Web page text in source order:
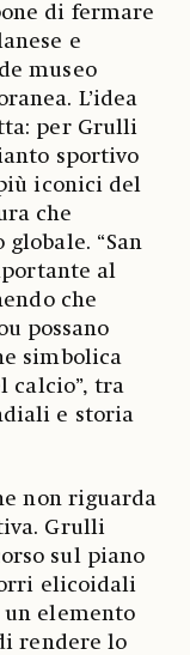
di fermare
e
museo
L’idea
per Grulli
sportivo
iconici del
che
“San
al
che
possano
simbolica
calcio”, tra
e storia
non riguarda
Grulli
sul piano
elicoidali
un elemento
rendere lo